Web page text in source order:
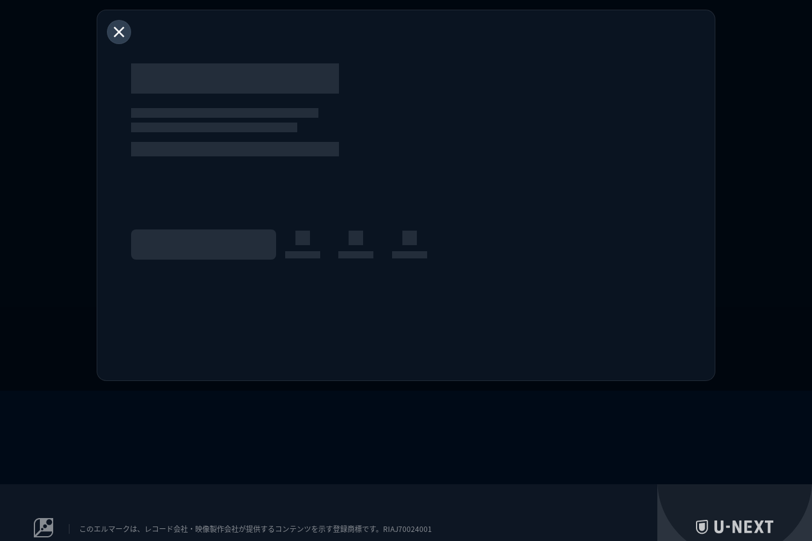
このエルマークは、レコード会社・映像製作会社が提供するコンテンツを示す登録商標です。RIAJ70024001